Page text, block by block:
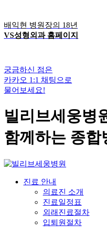
배익현 병원장의 18년
VS성형외과 홈페이지
궁금하신 점은
카카오 1:1 채팅으로
물어보세요!
빌리브세웅병
함께하는 종합
진료 안내
의료진 소개
진료일정표
외래진료절차
입퇴원절차